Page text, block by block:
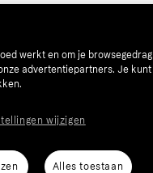
werkt en om je
advertentiepartners. Je
Alles toestaan
wijzigen